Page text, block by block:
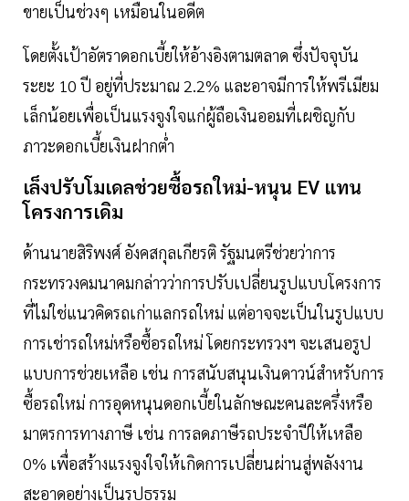
ขายเป็นช่วงๆ เหมือนในอดีต
โดยตั้งเป้าอัตราดอกเบี้ยให้อ้างอิงตามตลาด ซึ่งปัจจุบัน
ระยะ 10 ปี อยู่ที่ประมาณ 2.2% และอาจมีการให้พรีเมียม
เล็กน้อยเพื่อเป็นแรงจูงใจแก่ผู้ถือเงินออมที่เผชิญกับ
ภาวะดอกเบี้ยเงินฝากต่ำ
เล็งปรับโมเดลช่วยซื้อรถใหม่-หนุน EV แทน
โครงการเดิม
ด้านนายสิริพงศ์ อังคสกุลเกียรติ รัฐมนตรีช่วยว่าการ
กระทรวงคมนาคมกล่าวว่าการปรับเปลี่ยนรูปแบบโครงการ
ที่ไม่ใช่แนวคิดรถเก่าแลกรถใหม่ แต่อาจจะเป็นในรูปแบบ
การเช่ารถใหม่หรือซื้อรถใหม่ โดยกระทรวงฯ จะเสนอรูป
แบบการช่วยเหลือ เช่น การสนับสนุนเงินดาวน์สำหรับการ
ซื้อรถใหม่ การอุดหนุนดอกเบี้ยในลักษณะคนละครึ่งหรือ
มาตรการทางภาษี เช่น การลดภาษีรถประจำปีให้เหลือ
0% เพื่อสร้างแรงจูงใจให้เกิดการเปลี่ยนผ่านสู่พลังงาน
สะอาดอย่างเป็นรูปธรรม